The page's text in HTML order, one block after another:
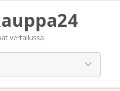
vertailussa